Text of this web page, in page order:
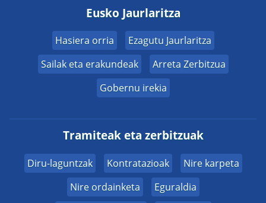
Eusko Jaurlaritza
Hasiera orria
Ezagutu Jaurlaritza
Sailak eta erakundeak
Arreta Zerbitzua
Gobernu irekia
Tramiteak eta zerbitzuak
Diru-laguntzak Kontratazioak
Nire karpeta
Nire ordainketa
Eguraldia